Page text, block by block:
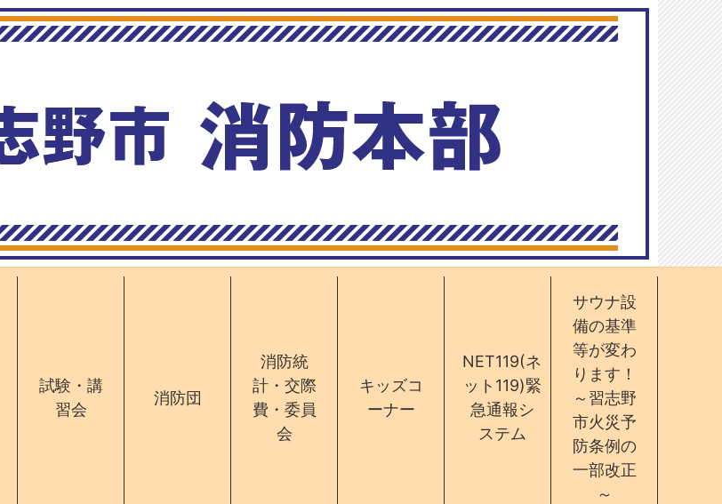
試験・講
習会
消防団
消防統
計・交際
費・委員
会
キッズコ
ーナー
NET119(ネ
ット119)緊
急通報シ
ステム
サウナ設
備の基準
等が変わ
ります！
～習志野
市火災予
防条例の
一部改正
～